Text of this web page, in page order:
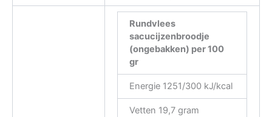
Rundvlees
sacucijzenbroodje
(ongebakken) per 100
gr
Energie 1251/300 kJ/kcal
Vetten 19,7 gram